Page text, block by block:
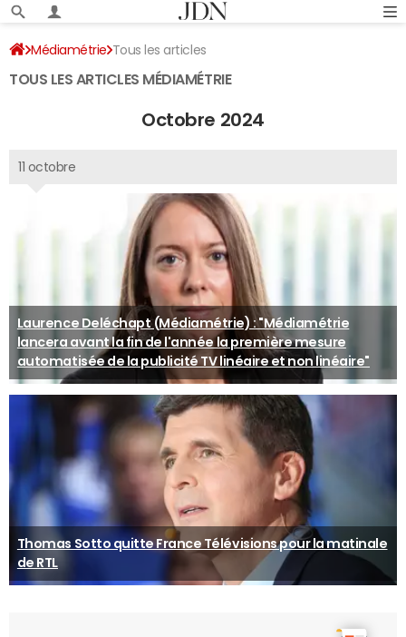
Médiamétrie Tous les articles
TOUS LES ARTICLES MÉDIAMÉTRIE
Octobre 2024
11 octobre
Laurence Deléchapt (Médiamétrie) : "Médiamétrie
lancera avant la fin de l'année la première mesure
automatisée de la publicité TV linéaire et non linéaire"
Thomas Sotto quitte France Télévisions pour la matinale
de RTL